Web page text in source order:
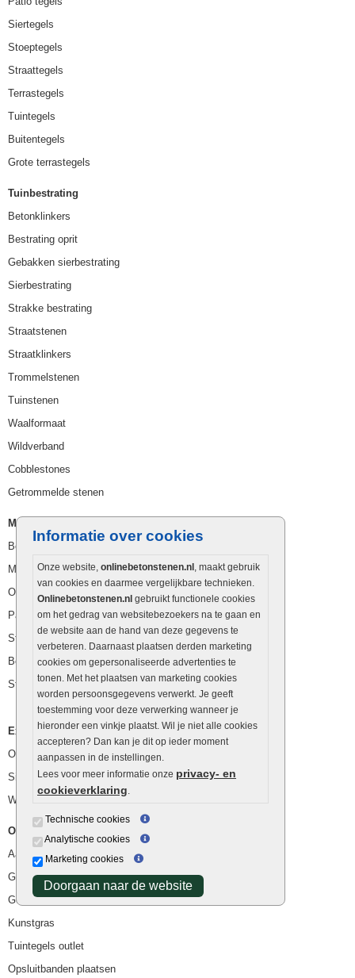
Informatie over cookies
Onze website, onlinebetonstenen.nl , maakt gebruik
van cookies en daarmee vergelijkbare technieken.
Onlinebetonstenen.nl gebruikt functionele cookies
om het gedrag van websitebezoekers na te gaan en
de website aan de hand van deze gegevens te
verbeteren. Daarnaast plaatsen derden marketing
cookies om gepersonaliseerde advertenties te
tonen. Met het plaatsen van marketing cookies
worden persoonsgegevens verwerkt. Je geeft
toestemming voor deze verwerking wanneer je
hieronder een vinkje plaatst. Wil je niet alle cookies
accepteren? Dan kan je dit op ieder moment
aanpassen in de instellingen.
Lees voor meer informatie onze privacy- en
cookieverklaring.
Technische cookies
Analytische cookies
Marketing cookies
Doorgaan naar de website
Siertegels
Stoeptegels
Straattegels
Terrastegels
Tuintegels
Buitentegels
Grote terrastegels
Tuinbestrating
Betonklinkers
Bestrating oprit
Gebakken sierbestrating
Sierbestrating
Strakke bestrating
Straatstenen
Straatklinkers
Trommelstenen
Tuinstenen
Waalformaat
Wildverband
Cobblestones
Getrommelde stenen
Muurelementen
Betonbielzen
Muurstenen
Opsluitbanden
Palissaden
Stapelblokken
Betonblokken
Stapelstenen
Extra benodigdheden
Ophoogzand
Siergrind en siersplit
Waterafvoer
Overig
Aanbiedingen
Goedkope bestrating
Goedkope tuintegels
Kunstgras
Tuintegels outlet
Opsluitbanden plaatsen